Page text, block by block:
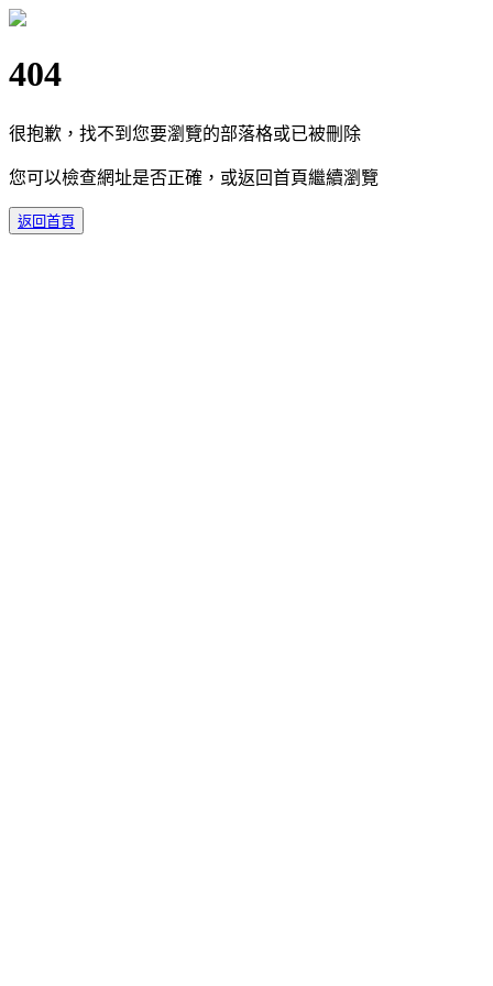
404
很抱歉，找不到您要瀏覽的部落格或已被刪除
您可以檢查網址是否正確，或返回首頁繼續瀏覽
返回首頁